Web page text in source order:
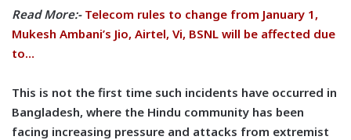
Read More:- Telecom rules to change from January 1,
Mukesh Ambani’s Jio, Airtel, Vi, BSNL will be affected due
to…
This is not the first time such incidents have occurred in
Bangladesh, where the Hindu community has been
facing increasing pressure and attacks from extremist